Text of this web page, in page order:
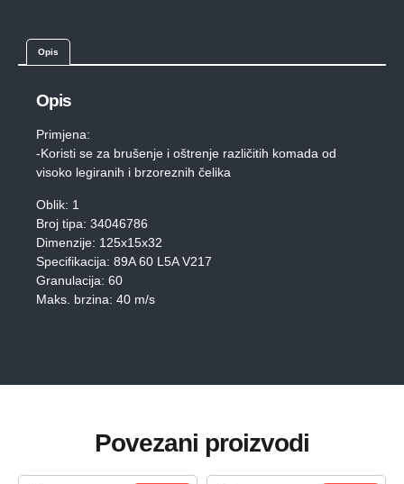
Opis
Opis
Primjena:
-Koristi se za brušenje i oštrenje različitih komada od
visoko legiranih i brzoreznih čelika
Oblik: 1
Broj tipa: 34046786
Dimenzije: 125x15x32
Specifikacija: 89A 60 L5A V217
Granulacija: 60
Maks. brzina: 40 m/s
Povezani proizvodi